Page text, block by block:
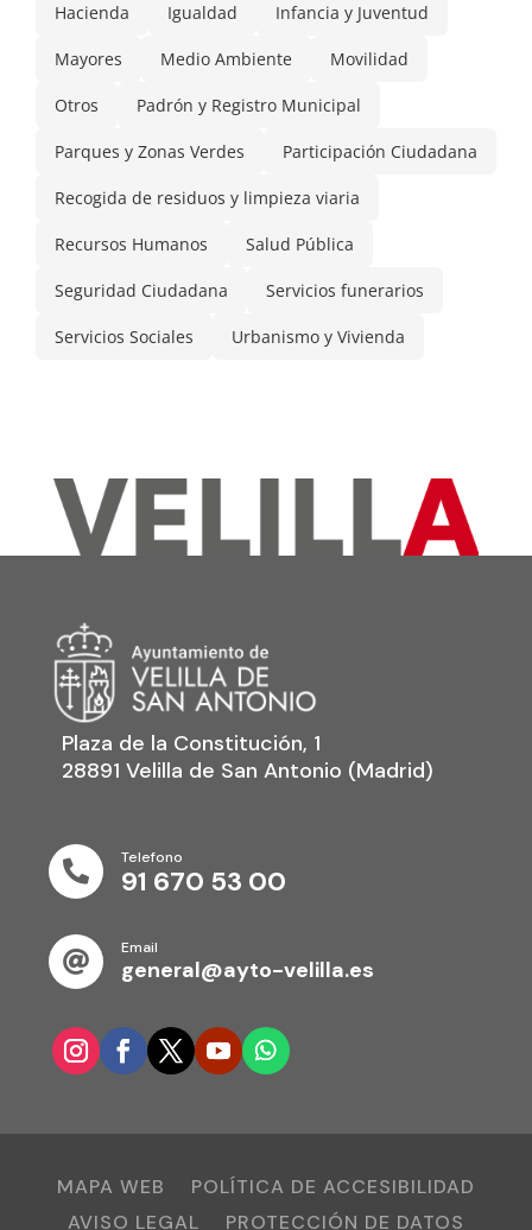
Hacienda Igualdad Infancia y Juventud
Mayores Medio Ambiente Movilidad
Otros Padrón y Registro Municipal
Parques y Zonas Verdes Participación Ciudadana
Recogida de residuos y limpieza viaria
Recursos Humanos Salud Pública
Seguridad Ciudadana Servicios funerarios
Servicios Sociales Urbanismo y Vivienda
Plaza de la Constitución, 1
28891 Velilla de San Antonio (Madrid)

Telefono
91 670 53 00

Email
general@ayto-velilla.es
MAPA WEB
POLÍTICA DE ACCESIBILIDAD
AVISO LEGAL
PROTECCIÓN DE DATOS